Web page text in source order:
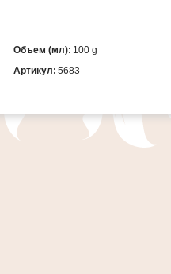
Объем (мл): 100 g
Артикул: 5683